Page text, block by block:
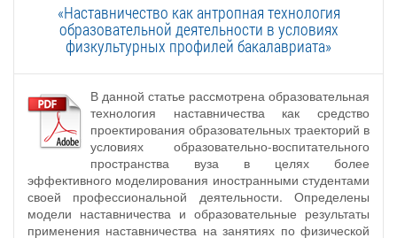
«Наставничество как антропная технология
образовательной деятельности в условиях
физкультурных профилей бакалавриата»
В данной статье рассмотрена образовательная
технология наставничества как средство
проектирования образовательных траекторий в
условиях образовательно-воспитательного
пространства вуза в целях более
эффективного моделирования иностранными студентами
своей профессиональной деятельности. Определены
модели наставничества и образовательные результаты
применения наставничества на занятиях по физической